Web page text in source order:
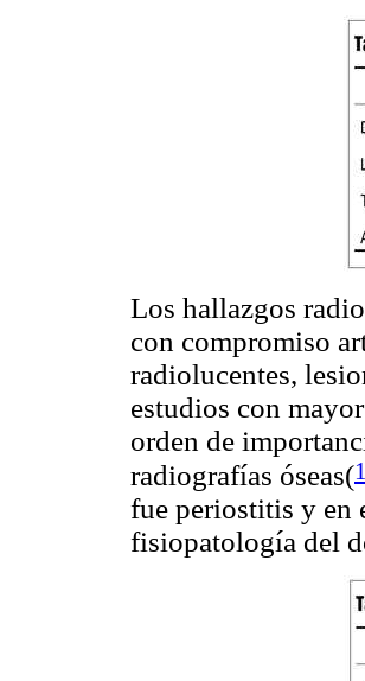
Los hallazgos
con compromiso
radiolucentes,
estudios con
orden de
radiografías óseas(
fue periostitis y en
fisiopatología del